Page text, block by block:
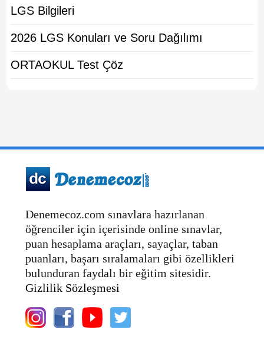
LGS Bilgileri
2026 LGS Konuları ve Soru Dağılımı
ORTAOKUL Test Çöz
Denemecoz.com sınavlara hazırlanan
öğrenciler için içerisinde online sınavlar,
puan hesaplama araçları, sayaçlar, taban
puanları, başarı sıralamaları gibi özellikleri
bulunduran faydalı bir eğitim sitesidir.
Gizlilik Sözleşmesi